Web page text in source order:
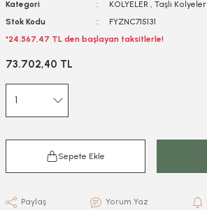
Kategori KOLYELER , Taşlı Kolyeler
Stok Kodu
FYZNC715131
*24.567,47 TL den başlayan taksitlerle!
73.702,40 TL
Sepete Ekle
Yorum Yaz
Paylaş